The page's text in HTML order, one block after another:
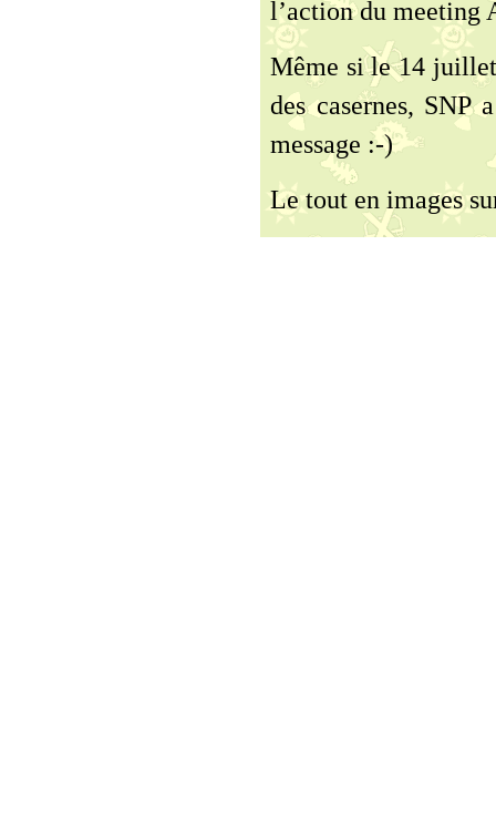
l’action du meeting
Même si le 14
des casernes, SNP
message :-)
Le tout en images